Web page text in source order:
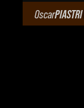
Cadillac
OscarPIASTRI